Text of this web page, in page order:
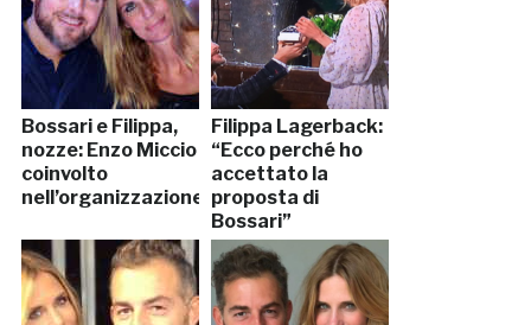
Bossari e Filippa,
nozze: Enzo Miccio
coinvolto
nell’organizzazione
Filippa Lagerback:
“Ecco perché ho
accettato la
proposta di
Bossari”